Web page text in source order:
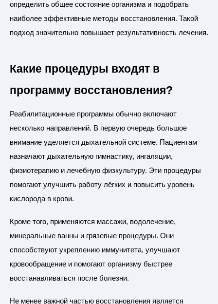
определить общее состояние организма и подобрать
наиболее эффективные методы восстановления. Такой
подход значительно повышает результативность лечения.
Какие процедуры входят в
программу восстановления?
Реабилитационные программы обычно включают
несколько направлений. В первую очередь большое
внимание уделяется дыхательной системе. Пациентам
назначают дыхательную гимнастику, ингаляции,
физиотерапию и лечебную физкультуру. Эти процедуры
помогают улучшить работу лёгких и повысить уровень
кислорода в крови.
Кроме того, применяются массажи, водолечение,
минеральные ванны и грязевые процедуры. Они
способствуют укреплению иммунитета, улучшают
кровообращение и помогают организму быстрее
восстанавливаться после болезни.
Не менее важной частью восстановления является